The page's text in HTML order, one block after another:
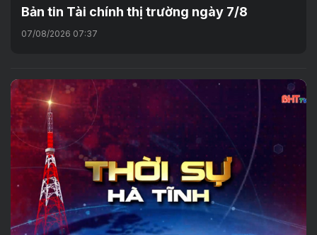
Bản tin Tài chính thị trường ngày 7/8
07/08/2026 07:37